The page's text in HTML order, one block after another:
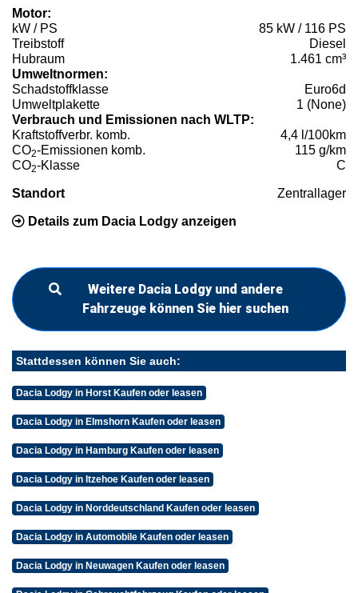
Motor:
kW / PS
85 kW / 116 PS
Treibstoff
Diesel
Hubraum
1.461 cm³
Umweltnormen:
Schadstoffklasse
Euro6d
Umweltplakette
1 (None)
Verbrauch und Emissionen nach WLTP:
Kraftstoffverbr. komb.
4,4 l/100km
CO2-Emissionen komb.
115 g/km
CO2-Klasse C
Standort Zentrallager
Details zum Dacia Lodgy anzeigen
Weitere Dacia Lodgy und andere
Fahrzeuge können Sie hier suchen
Stattdessen können Sie auch:
Dacia Lodgy in Horst Kaufen oder leasen
Dacia Lodgy in Elmshorn Kaufen oder leasen
Dacia Lodgy in Hamburg Kaufen oder leasen
Dacia Lodgy in Itzehoe Kaufen oder leasen
Dacia Lodgy in Norddeutschland Kaufen oder leasen
Dacia Lodgy in Automobile Kaufen oder leasen
Dacia Lodgy in Neuwagen Kaufen oder leasen